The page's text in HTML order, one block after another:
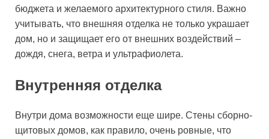
бюджета и желаемого архитектурного стиля. Важно
учитывать, что внешняя отделка не только украшает
дом, но и защищает его от внешних воздействий –
дождя, снега, ветра и ультрафиолета.
Внутренняя отделка
Внутри дома возможности еще шире. Стены сборно-
щитовых домов, как правило, очень ровные, что